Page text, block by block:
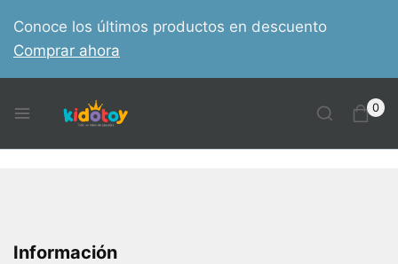
Conoce los últimos productos en descuento
Comprar ahora
0
Información